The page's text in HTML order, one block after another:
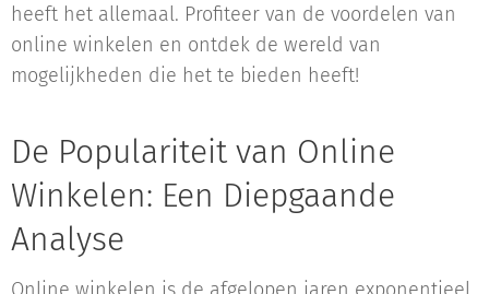
heeft het allemaal. Profiteer van de voordelen van
online winkelen en ontdek de wereld van
mogelijkheden die het te bieden heeft!
De Populariteit van Online
Winkelen: Een Diepgaande
Analyse
Online winkelen is de afgelopen jaren exponentieel